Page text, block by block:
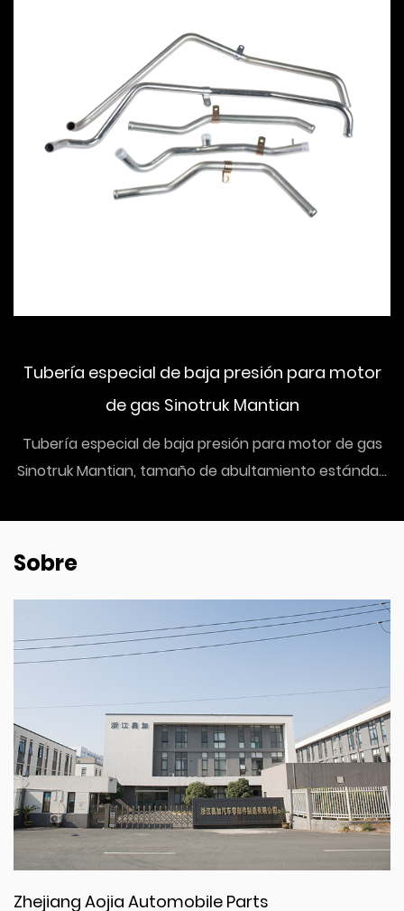
Tubería especial de baja presión para motor
de gas Sinotruk Mantian
Tubería especial de baja presión para motor de gas
Sinotruk Mantian, tamaño de abultamiento estánda...
Sobre
Zhejiang Aojia Automobile Parts